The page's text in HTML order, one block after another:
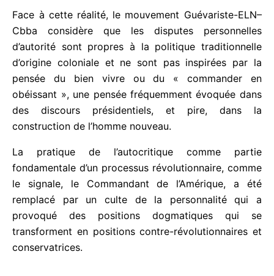
l’État les ressources stratégiques comme les
carburants. Assisterions-nous au retour des
mesures de libre commerce libérales ?
Face à cette réalité, le mouvement Guévariste-
ELN–Cbba considère que les disputes personnelles
d’autorité sont propres à la politique traditionnelle
d’origine coloniale et ne sont pas inspirées par la
pensée du bien vivre ou du « commander en
obéissant », une pensée fréquemment évoquée
dans des discours présidentiels, et pire, dans la
construction de l’homme nouveau.
La pratique de l’autocritique comme partie
fondamentale d’un processus révolutionnaire,
comme le signale, le Commandant de l’Amérique, a
été remplacé par un culte de la personnalité qui a